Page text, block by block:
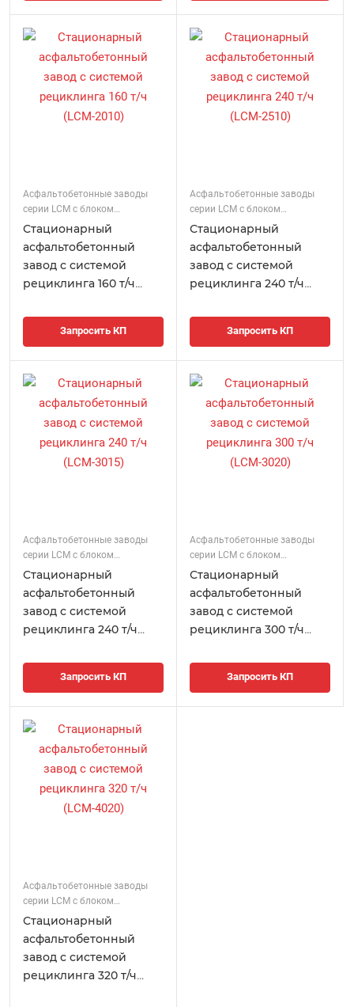
Асфальтобетонные заводы
серии LCM с блоком
регенерации
Стационарный
асфальтобетонный
завод с системой
рециклинга 160 т/ч
Запросить КП
Асфальтобетонные заводы
серии LCM с блоком
регенерации
Стационарный
асфальтобетонный
завод с системой
рециклинга 240 т/ч
Запросить КП
Асфальтобетонные заводы
серии LCM с блоком
регенерации
Стационарный
асфальтобетонный
завод с системой
рециклинга 240 т/ч
Запросить КП
Асфальтобетонные заводы
серии LCM с блоком
регенерации
Стационарный
асфальтобетонный
завод с системой
рециклинга 300 т/ч
Запросить КП
Асфальтобетонные заводы
серии LCM с блоком
регенерации
Стационарный
асфальтобетонный
завод с системой
рециклинга 320 т/ч